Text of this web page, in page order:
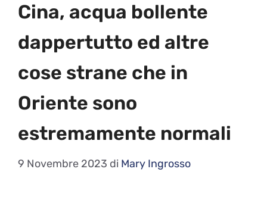
Cina, acqua bollente
dappertutto ed altre
cose strane che in
Oriente sono
estremamente normali
9 Novembre 2023 di Mary Ingrosso